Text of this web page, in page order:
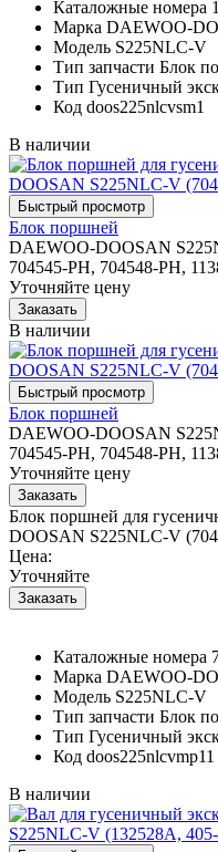
Каталожные номера
Марка DAEWOO-
Модель S225NLC-V
Тип запчасти Блок
Тип Гусеничный
Код doos225nlcvsm1
В наличии
Блок поршней
DAEWOO-DOOSAN
704545-PH, 704548-PH,
Уточняйте цену
В наличии
Блок поршней
DAEWOO-DOOSAN
704545-PH, 704548-PH,
Уточняйте цену
Блок поршней для
DOOSAN S225NLC-V
Цена:
Уточняйте
Каталожные номера
Марка DAEWOO-
Модель S225NLC-V
Тип запчасти Блок
Тип Гусеничный
Код doos225nlcvmp11
В наличии